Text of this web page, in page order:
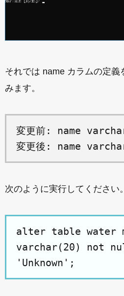
それでは name カラムの定義
みます。
変更前: name
次のように実行してください。
alter table water
varchar(20) not
'Unknown';